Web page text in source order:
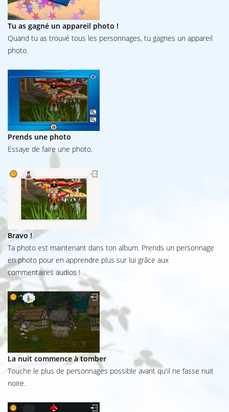
Tu as gagné un appareil photo !
Quand tu as trouvé tous les personnages, tu gagnes un appareil
photo.
Prends une photo
Essaye de faire une photo.
Bravo !
Ta photo est maintenant dans ton album. Prends un personnage
en photo pour en apprendre plus sur lui grâce aux
commentaires audios !
La nuit commence à tomber
Touche le plus de personnages possible avant qu'il ne fasse nuit
noire.